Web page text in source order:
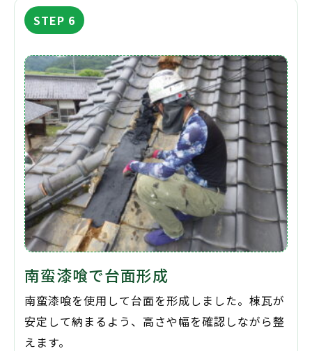
STEP 6
南蛮漆喰で台面形成
南蛮漆喰を使用して台面を形成しました。棟瓦が
安定して納まるよう、高さや幅を確認しながら整
えます。